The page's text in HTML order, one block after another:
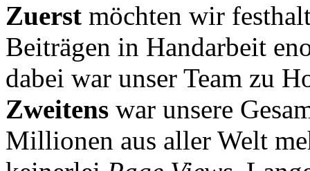
Zuerst möchten wir
Beiträgen in Handarbeit
dabei war unser Team zu
Zweitens war unsere
Millionen aus aller Welt